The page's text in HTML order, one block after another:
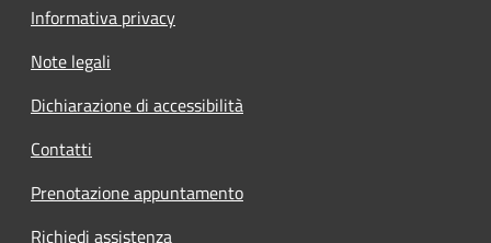
Informativa privacy
Note legali
Dichiarazione di accessibilità
Contatti
Prenotazione appuntamento
Richiedi assistenza